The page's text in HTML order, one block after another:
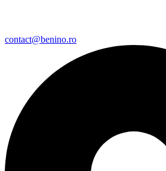
contact@benino.ro